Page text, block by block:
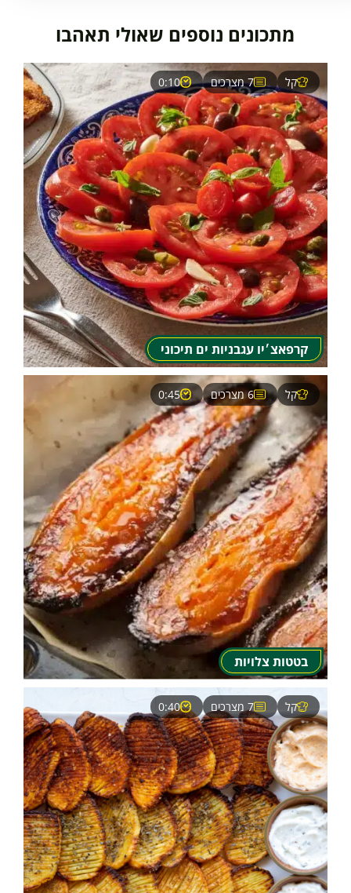
מתכונים נוספים שאולי תאהבו
קרפאצ׳יו עגבניות ים תיכוני
קל 7 מצרכים 0:10
בטטות צלויות
קל 6 מצרכים 0:45
קל 7 מצרכים 0:40